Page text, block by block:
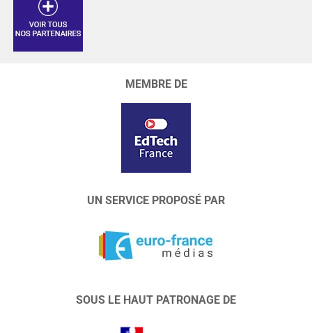
MEMBRE DE
UN SERVICE PROPOSÉ PAR
SOUS LE HAUT PATRONAGE DE